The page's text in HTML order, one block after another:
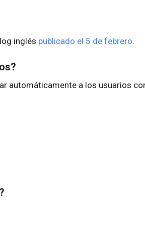
inglés publicado el 5 de febrero.
automáticamente a los usuarios